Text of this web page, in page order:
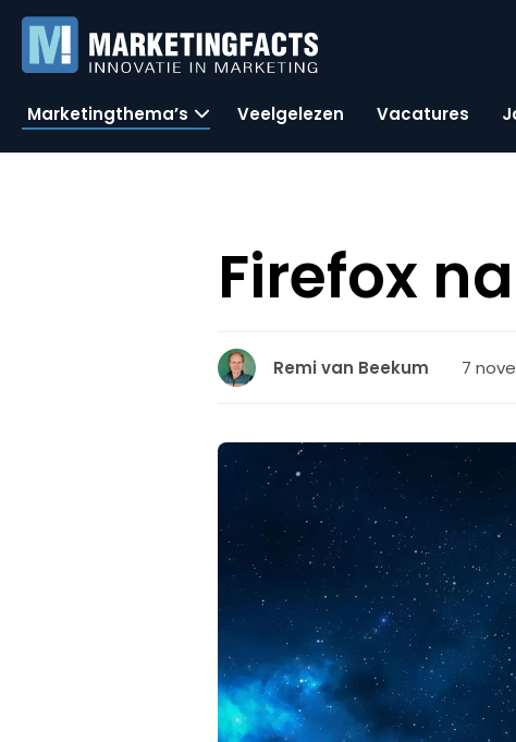
Marketingthema’s Veelgelezen Vacatures
Firefox
Remi van Beekum 7